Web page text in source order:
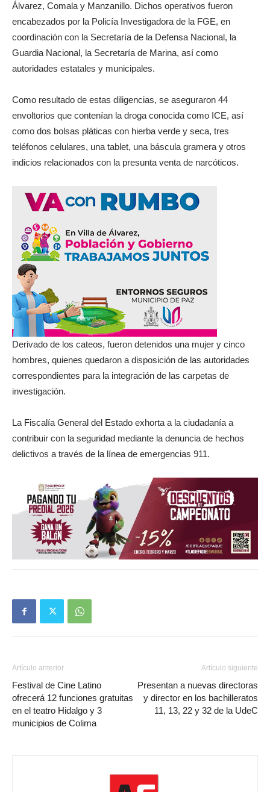
Álvarez, Comala y Manzanillo. Dichos operativos fueron
encabezados por la Policía Investigadora de la FGE, en
coordinación con la Secretaría de la Defensa Nacional, la
Guardia Nacional, la Secretaría de Marina, así como
autoridades estatales y municipales.
Como resultado de estas diligencias, se aseguraron 44
envoltorios que contenían la droga conocida como ICE, así
como dos bolsas pláticas con hierba verde y seca, tres
teléfonos celulares, una tablet, una báscula gramera y otros
indicios relacionados con la presunta venta de narcóticos.
Derivado de los cateos, fueron detenidos una mujer y cinco
hombres, quienes quedaron a disposición de las autoridades
correspondientes para la integración de las carpetas de
investigación.
La Fiscalía General del Estado exhorta a la ciudadanía a
contribuir con la seguridad mediante la denuncia de hechos
delictivos a través de la línea de emergencias 911.
Artículo anterior
Festival de Cine Latino
ofrecerá 12 funciones gratuitas
en el teatro Hidalgo y 3
municipios de Colima
Artículo siguiente
Presentan a nuevas directoras
y director en los bachilleratos
11, 13, 22 y 32 de la UdeC